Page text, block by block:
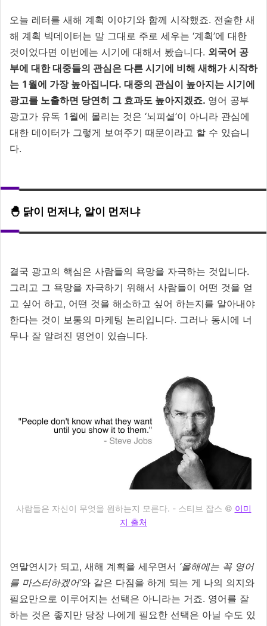
오늘 레터를 새해 계획 이야기와 함께 시작했죠. 전술한 새
해 계획 빅데이터는 말 그대로 주로 세우는 ‘계획’에 대한
것이었다면 이번에는 시기에 대해서 봤습니다. 외국어 공
부에 대한 대중들의 관심은 다른 시기에 비해 새해가 시작하
는 1월에 가장 높아집니다. 대중의 관심이 높아지는 시기에
광고를 노출하면 당연히 그 효과도 높아지겠죠. 영어 공부
광고가 유독 1월에 몰리는 것은 ‘뇌피셜’이 아니라 관심에
대한 데이터가 그렇게 보여주기 때문이라고 할 수 있습니
다.
🐣 닭이 먼저냐, 알이 먼저냐
결국 광고의 핵심은 사람들의 욕망을 자극하는 것입니다.
그리고 그 욕망을 자극하기 위해서 사람들이 어떤 것을 얻
고 싶어 하고, 어떤 것을 해소하고 싶어 하는지를 알아내야
한다는 것이 보통의 마케팅 논리입니다. 그러나 동시에 너
무나 잘 알려진 명언이 있습니다.
사람들은 자신이 무엇을 원하는지 모른다. - 스티브 잡스 © 이미
지 출처
연말연시가 되고, 새해 계획을 세우면서 ‘올해에는 꼭 영어
를 마스터하겠어’와 같은 다짐을 하게 되는 게 나의 의지와
필요만으로 이루어지는 선택은 아니라는 거죠. 영어를 잘
하는 것은 좋지만 당장 나에게 필요한 선택은 아닐 수도 있